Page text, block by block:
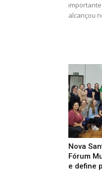
alcançou
Nova
Fórum
e define